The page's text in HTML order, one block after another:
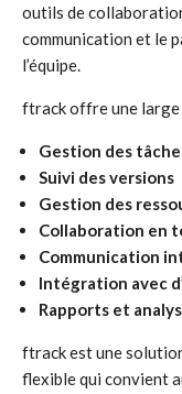
outils de
communication et le
l’équipe.
ftrack offre une large
Gestion des
Suivi des versions
Gestion des
Collaboration en
Communication
Intégration avec
Rapports et
ftrack est une
flexible qui convient